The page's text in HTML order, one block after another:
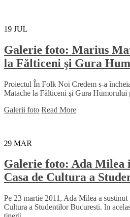
19 JUL
Galerie foto: Marius
la Fălticeni şi Gura
Proiectul În Folk Noi Credem s-a
Matache la Fălticeni şi Gura Humorului
Galerii foto Read More
29 MAR
Galerie foto: Ada Milea
Casa de Cultura a
Pe 23 martie 2011, Ada Milea a sustinut
Cultura a Studentilor Bucuresti. In